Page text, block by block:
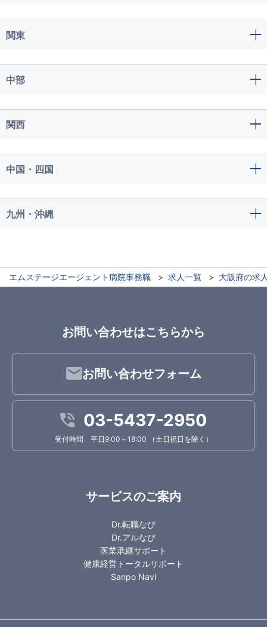
関東
中部
関西
中国・四国
九州・沖縄
エムステージエージェント病院事務職 求人一覧 大阪府の求
お問い合わせはこちらから
お問い合わせフォーム
03-5437-2950
受付時間 平日9:00～18:00 （土日祝日を除く）
サービスのご案内
Dr.転職なび
Dr.アルなび
医業承継サポート
健康経営トータルサポート
Sanpo Navi